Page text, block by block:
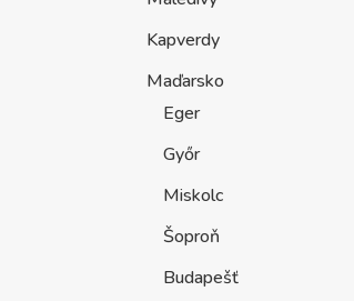
Kapverdy
Maďarsko
Eger
Győr
Miskolc
Šoproň
Budapešť